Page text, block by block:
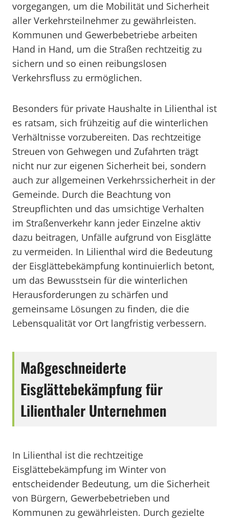
vorgegangen, um die Mobilität und Sicherheit
aller Verkehrsteilnehmer zu gewährleisten.
Kommunen und Gewerbebetriebe arbeiten
Hand in Hand, um die Straßen rechtzeitig zu
sichern und so einen reibungslosen
Verkehrsfluss zu ermöglichen.
Besonders für private Haushalte in Lilienthal ist
es ratsam, sich frühzeitig auf die winterlichen
Verhältnisse vorzubereiten. Das rechtzeitige
Streuen von Gehwegen und Zufahrten trägt
nicht nur zur eigenen Sicherheit bei, sondern
auch zur allgemeinen Verkehrssicherheit in der
Gemeinde. Durch die Beachtung von
Streupflichten und das umsichtige Verhalten
im Straßenverkehr kann jeder Einzelne aktiv
dazu beitragen, Unfälle aufgrund von Eisglätte
zu vermeiden. In Lilienthal wird die Bedeutung
der Eisglättebekämpfung kontinuierlich betont,
um das Bewusstsein für die winterlichen
Herausforderungen zu schärfen und
gemeinsame Lösungen zu finden, die die
Lebensqualität vor Ort langfristig verbessern.
Maßgeschneiderte
Eisglättebekämpfung für
Lilienthaler Unternehmen
In Lilienthal ist die rechtzeitige
Eisglättebekämpfung im Winter von
entscheidender Bedeutung, um die Sicherheit
von Bürgern, Gewerbebetrieben und
Kommunen zu gewährleisten. Durch gezielte